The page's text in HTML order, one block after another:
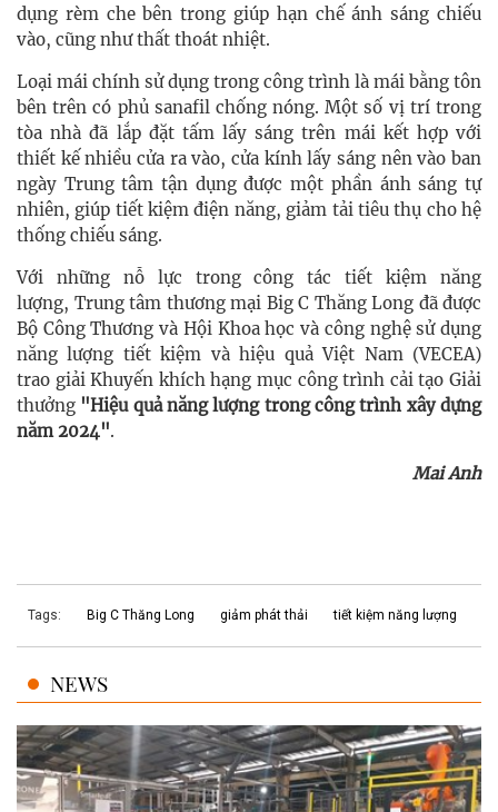
dụng rèm che bên trong giúp hạn chế ánh sáng chiếu
vào, cũng như thất thoát nhiệt.
Loại mái chính sử dụng trong công trình là mái bằng tôn
bên trên có phủ sanafil chống nóng. Một số vị trí trong
tòa nhà đã lắp đặt tấm lấy sáng trên mái kết hợp với
thiết kế nhiều cửa ra vào, cửa kính lấy sáng nên vào ban
ngày Trung tâm tận dụng được một phần ánh sáng tự
nhiên, giúp tiết kiệm điện năng, giảm tải tiêu thụ cho hệ
thống chiếu sáng.
Với những nỗ lực trong công tác tiết kiệm năng
lượng, Trung tâm thương mại Big C Thăng Long đã được
Bộ Công Thương và Hội Khoa học và công nghệ sử dụng
năng lượng tiết kiệm và hiệu quả Việt Nam (VECEA)
trao giải Khuyến khích hạng mục công trình cải tạo Giải
thưởng "Hiệu quả năng lượng trong công trình xây dựng
năm 2024".
Mai Anh
Tags: Big C Thăng Long giảm phát thải tiết kiệm năng lượng
NEWS